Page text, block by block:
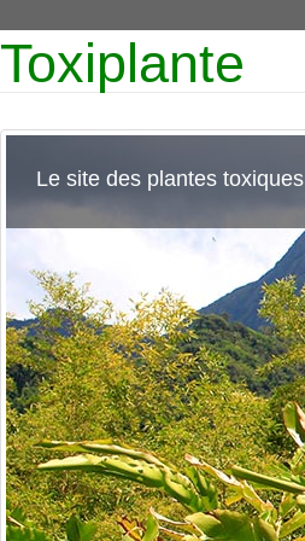
Toxiplante
Le site des plantes toxiques